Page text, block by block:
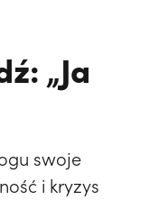
„Ja
swoje
i kryzys